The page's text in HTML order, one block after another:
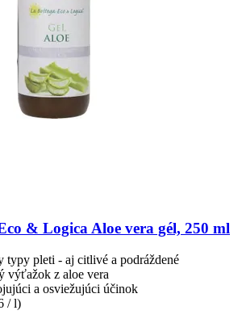
& LogicaAloe vera gél, 250 ml
typy pleti - aj citlivé a podráždené
výťažok z aloe vera
a osviežujúci účinok
/ l)